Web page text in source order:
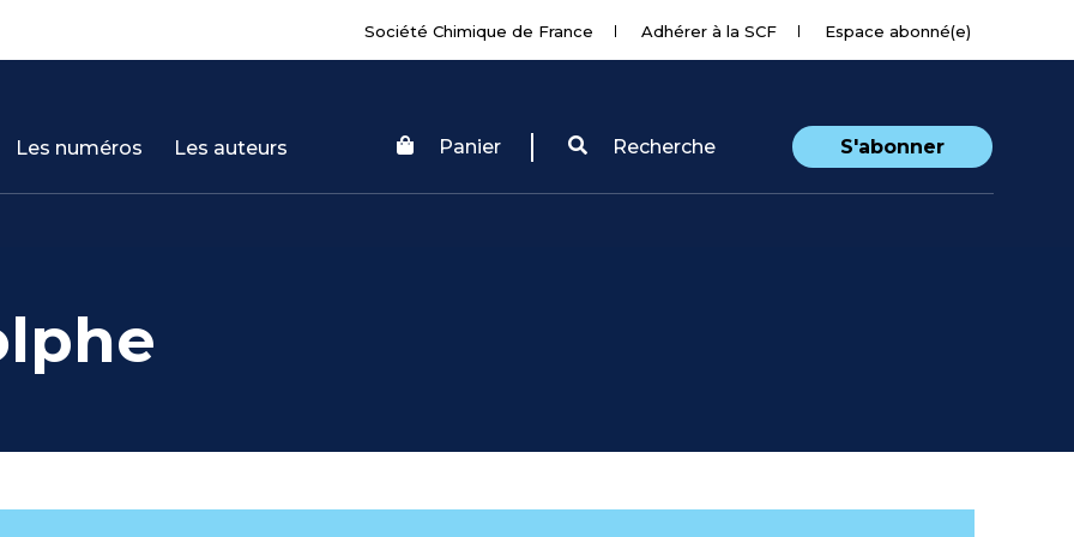
Société Chimique de France Adhérer à la SCF Espace abonné(e)
Les numéros Les auteurs Panier Recherche S'abonner